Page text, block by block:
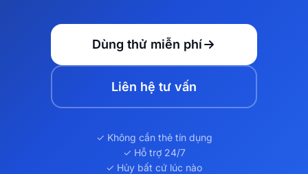
Dùng thử miễn phí
Liên hệ tư vấn
✓ Không cần thẻ tín dụng
✓ Hỗ trợ 24/7
✓ Hủy bất cứ lúc nào